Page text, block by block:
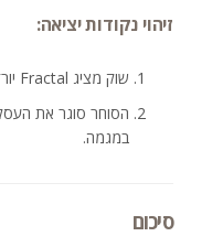
זיהוי נקודות יציאה:
שוק מציג Fractal יורד חדש, מה שמעיד על רמת תמיכה.
הסוחר סוגר את
במגמה.
סיכום